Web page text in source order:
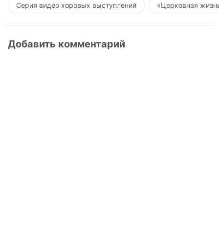
Серия видео хоровых выступлений «Церковная
Добавить комментарий